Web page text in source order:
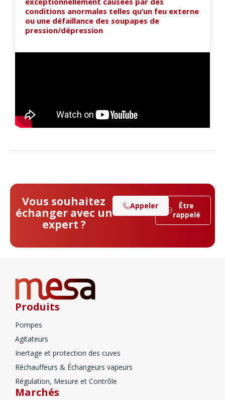
conditions anormales telles qu’un feu externe
ou une défaillance des soupapes de
pression/dépression
Vous souhaitez
échanger avec un
expert ?
Être
rappelé
Appeler
Produits
Pompes
Agitateurs
Inertage et protection des cuves
Réchauffeurs & Échangeurs vapeurs
Régulation, Mesure et Contrôle
Marchés